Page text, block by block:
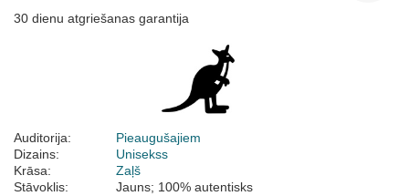
30 dienu atgriešanas garantija
Auditorija:
Pieaugušajiem
Dizains:
Unisekss
Krāsa:
Zaļš
Stāvoklis:
Jauns; 100% autentisks